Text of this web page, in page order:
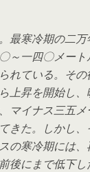
最寒冷期の二
～一四〇メー
れている。その
上昇を開始し
マイナス三五メ
きた。しかし
の寒冷期には
後にまで低下し